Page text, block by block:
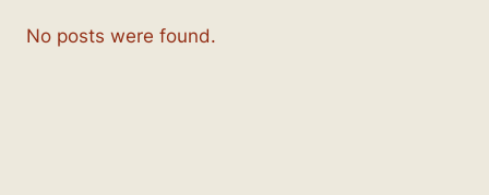
No posts were found.